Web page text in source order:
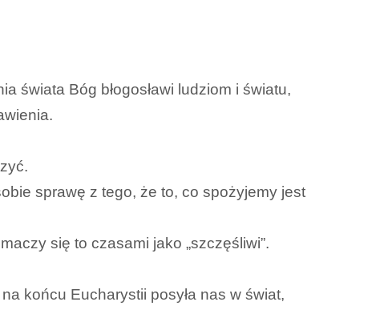
świata Bóg błogosławi ludziom i światu,
sprawę z tego, że to, co spożyjemy jest
się to czasami jako „szczęśliwi”.
końcu Eucharystii posyła nas w świat,